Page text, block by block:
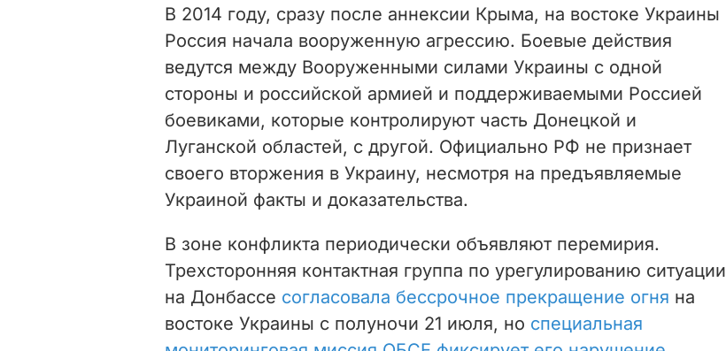
В 2014 году, сразу после аннексии Крыма, на востоке Украины
Россия начала вооруженную агрессию. Боевые действия
ведутся между Вооруженными силами Украины с одной
стороны и российской армией и поддерживаемыми Россией
боевиками, которые контролируют часть Донецкой и
Луганской областей, с другой. Официально РФ не признает
своего вторжения в Украину, несмотря на предъявляемые
Украиной факты и доказательства.
В зоне конфликта периодически объявляют перемирия.
Трехсторонняя контактная группа по урегулированию ситуации
на Донбассе согласовала бессрочное прекращение огня на
востоке Украины с полуночи 21 июля, но специальная